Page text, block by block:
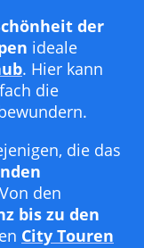
der
ideale
. Hier kann
die
die das
den
bis zu den
City Touren